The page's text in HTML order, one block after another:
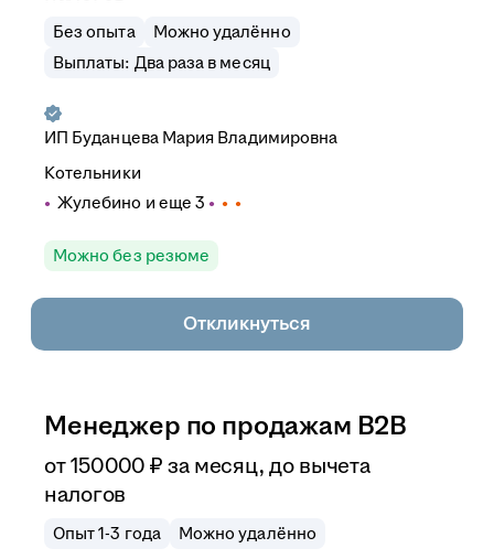
Без опыта
Можно удалённо
Выплаты: Два раза в месяц
ИП Буданцева Мария Владимировна
Котельники
Жулебино и еще 3
Можно без резюме
Откликнуться
Менеджер по продажам B2B
от150 000 ₽ за месяц, до вычета
налогов
Опыт 1-3 года Можно удалённо